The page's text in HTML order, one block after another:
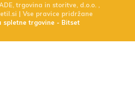
trgovina in storitve, d.o.o. ,
| Vse pravice pridržane
spletne trgovine - Bitset